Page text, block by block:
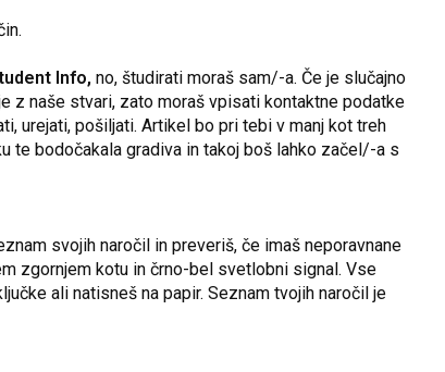
Info, no, študirati moraš sam/-a. Če je slučajno
z naše stvari, zato moraš vpisati kontaktne podatke
urejati, pošiljati. Artikel bo pri tebi v manj kot treh
te bodočakala gradiva in takoj boš lahko začel/-a s
svojih naročil in preveriš, če imaš neporavnane
zgornjem kotu in črno-bel svetlobni signal. Vse
ali natisneš na papir. Seznam tvojih naročil je